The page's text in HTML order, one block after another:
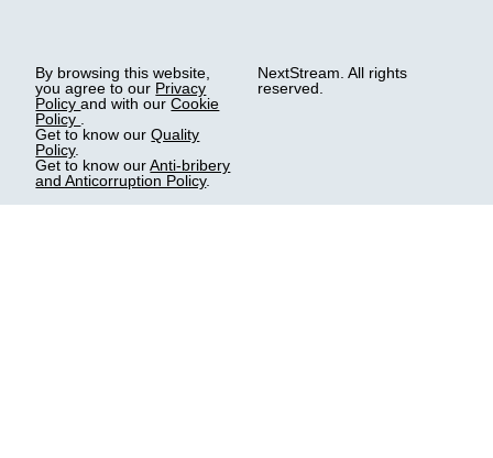
By browsing this website,
you agree to our Privacy
Policyand with ourCookie
Policy
Get to know ourQuality
Policy.
Get to know ourAnti-bribery
and Anticorruption Policy.
NextStream. All rights
reserved.